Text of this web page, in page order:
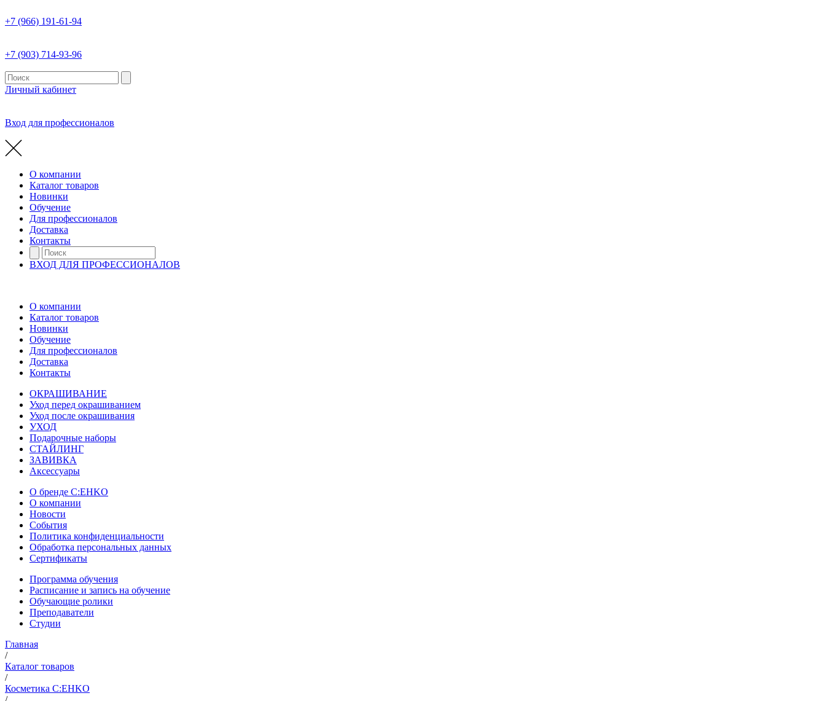
+7 (966) 191-61-94
+7 (903) 714-93-96
Личный кабинет
Вход для профессионалов
О компании
Каталог товаров
Новинки
Обучение
Для профессионалов
Доставка
Контакты
ВХОД ДЛЯ ПРОФЕССИОНАЛОВ
О компании
Каталог товаров
Новинки
Обучение
Для профессионалов
Доставка
Контакты
ОКРАШИВАНИЕ
Уход перед окрашиванием
Уход после окрашивания
УХОД
Подарочные наборы
СТАЙЛИНГ
ЗАВИВКА
Аксессуары
О бренде C:EHKO
О компании
Новости
События
Политика конфиденциальности
Обработка персональных данных
Сертификаты
Программа обучения
Расписание и запись на обучение
Обучающие ролики
Преподаватели
Студии
Главная
/
Каталог товаров
/
Косметика C:EHKO